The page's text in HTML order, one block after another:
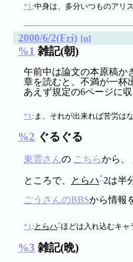
*1:中身は、多分いつものアリ
2000/6/2(Fri) [n]
%1 雑記(朝)
午前中は論文の本原稿か
章を読むと、不満が一杯
あえず規定の6ページに
*1 :ま、それが出来れば苦労は
%2 ぐるぐる
東雲さんの こちらから、
ところで、 とらハ*2は半
ごうさんのBBSから情報
*1: とらハ*ほどは入れ込むキ
%3 雑記(晩)